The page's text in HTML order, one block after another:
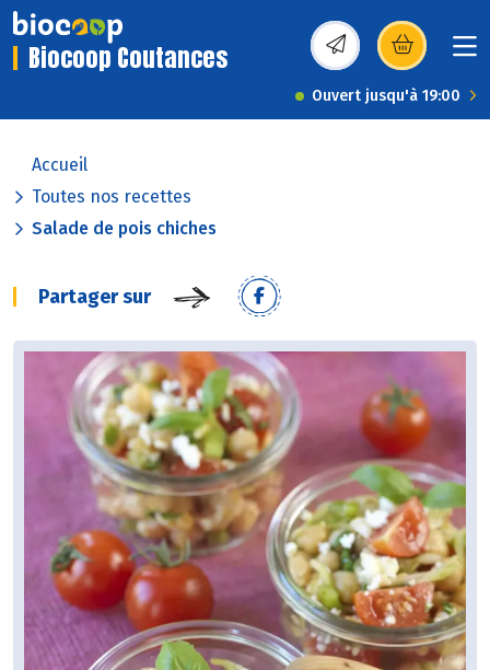
Biocoop Coutances (s’ouvre dans une
Ouvert jusqu'à 19:00
Accueil
Toutes nos recettes
Salade de pois chiches
Partager sur